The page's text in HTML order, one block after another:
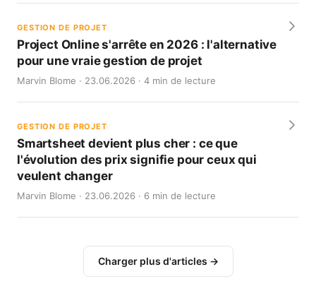
GESTION DE PROJET
Project Online s'arrête en 2026 : l'alternative
pour une vraie gestion de projet
Marvin Blome · 23.06.2026 · 4 min de lecture
GESTION DE PROJET
Smartsheet devient plus cher : ce que
l'évolution des prix signifie pour ceux qui
veulent changer
Marvin Blome · 23.06.2026 · 6 min de lecture
Charger plus d'articles →